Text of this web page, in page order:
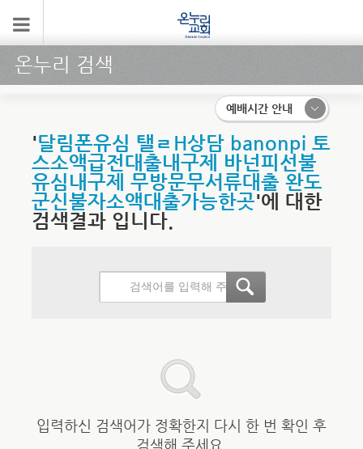
온누리 검색
예배시간 안내
'달림폰유심 탤ㄹH상담 banonpi 토
스소액급전대출내구제 바넌피선불
유심내구제 무방문무서류대출 완도
군신불자소액대출가능한곳'에 대한
검색결과 입니다.
입력하신 검색어가 정확한지 다시 한 번 확인 후
검색해 주세요.